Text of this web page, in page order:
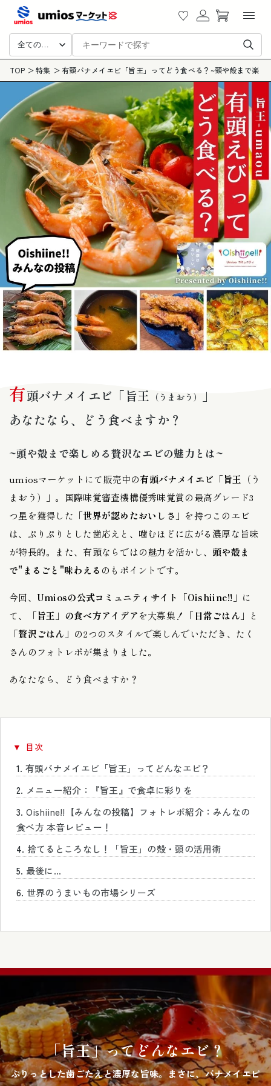
ツに
進む
ー
グ
イ
ン
全ての商品
TOP 特集 有頭バナメイエビ「旨王」ってどう食べる？~頭や殻まで楽し
有頭バナメイエビ「旨王 （うまおう）
」
あなたなら、どう食べますか？
~頭や殻まで楽しめる贅沢なエビの魅力とは~
umiosマーケットにて販売中の有頭バナメイエビ「旨王
（う
まおう）
」 。国際味覚審査機構優秀味覚賞の最高グレード3
つ星を獲得した 「世界が認めたおいしさ」 を持つこのエビ
は、ぷりぷりとした歯応えと、噛むほどに広がる濃厚な旨味
が特長的。また、有頭ならではの魅力を活かし、 頭や殻ま
で"まるごと"味わえる のもポイントです。
今回、 Umiosの公式コミュニティサイト 「Oishiine!!」 に
て、
「旨王」の食べ方アイデアを大募集！「 日常ごはん 」と
「贅沢ごはん 」の2つのスタイルで楽しんでいただき、たく
さんのフォトレポが集まりました。
あなたなら、どう食べますか？
▼ 目次
折
り
た
た
み
可
な
ン
テ
ン
ツ
有頭バナメイエビ「旨王」ってどんなエビ？
メニュー紹介：『旨王』で食卓に彩りを
Oishiine!!【みんなの投稿】フォトレポ紹介：みんなの
食べ方 本音レビュー！
捨てるところなし！「旨王」の殻・頭の活用術
最後に…
世界のうまいもの市場シリーズ
「旨王」ってどんなエビ？
ぷりっとした歯ごたえと濃厚な旨味。まさに、バナメイエビ